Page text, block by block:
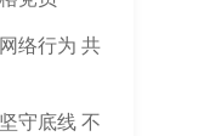
络行为 共
守底线 不